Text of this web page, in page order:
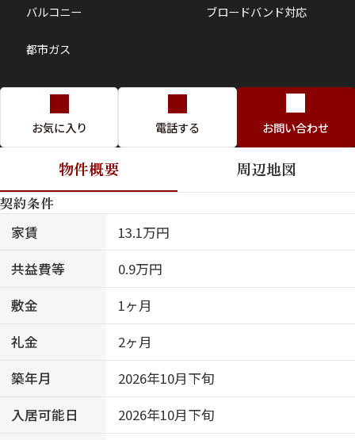
バルコニー ブロードバンド対応
都市ガス
お気に入り 電話する お問い合わせ
物件概要 周辺地図
契約条件
家賃
13.1万円
共益費等
0.9万円
敷金
1ヶ月
礼金
2ヶ月
築年月
2026年10月下旬
入居可能日
2026年10月下旬